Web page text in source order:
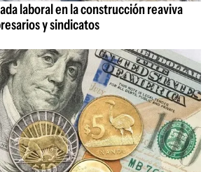
laboral en la construcción reaviva
y sindicatos